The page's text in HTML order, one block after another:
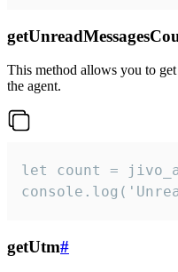
This method allows you to
the agent.
let count =
getUtm#